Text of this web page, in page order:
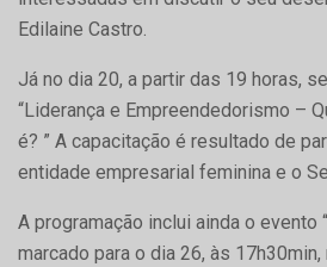
Edilaine Castro.
Já no dia 20, a partir das 19 horas,
“Liderança e Empreendedorismo –
é? ” A capacitação é resultado de
entidade empresarial feminina e o
A programação inclui ainda o evento
marcado para o dia 26, às 17h30min,